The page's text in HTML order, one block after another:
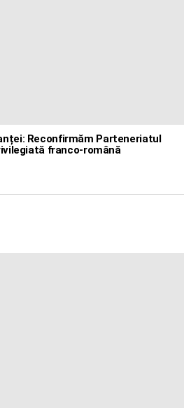
Reconfirmăm Parteneriatul
franco-română